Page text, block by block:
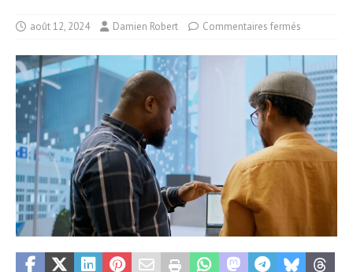
août 12, 2024 Damien Robert Commentaires fermés